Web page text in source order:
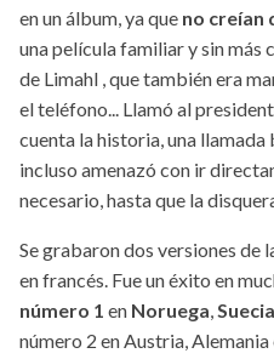
en un álbum, ya que no creían
una película familiar y sin más
de Limahl , que también era
el teléfono... Llamó al
cuenta la historia, una
incluso amenazó con ir
necesario, hasta que la
Se grabaron dos versiones de
en francés. Fue un éxito en
número 1 en Noruega,Suecia
número 2 en Austria,